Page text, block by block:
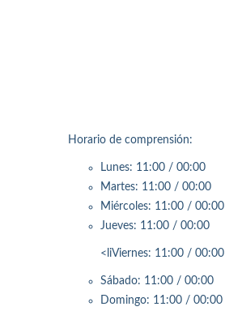
Horario de comprensión:
Lunes: 11:00 / 00:00
Martes: 11:00 / 00:00
Miércoles: 11:00 / 00:00
Jueves: 11:00 / 00:00
<liViernes: 11:00 / 00:00
Sábado: 11:00 / 00:00
Domingo: 11:00 / 00:00